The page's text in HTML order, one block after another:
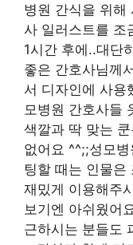
병원 간식을 위해
사 일러스트를 조
1시간 후에..대단
좋은 간호사님께
서 디자인에 사용
모병원 간호사들
색깔과 딱 맞는
없어요 ^^;;성모
팅할 때는 인물은
재밌게 이용해주
보기엔 아쉬웠어
근하시는 분들도